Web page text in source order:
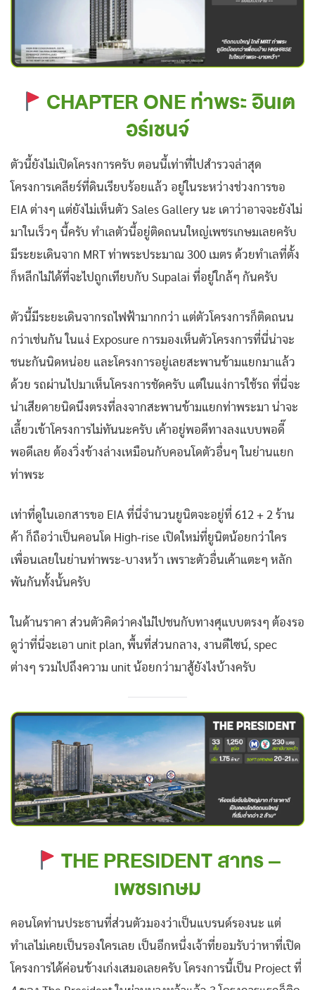
CHAPTER ONE ท่าพระ อินเต
อร์เชนจ์
ตัวนี้ยังไม่เปิดโครงการครับ ตอนนี้เท่าที่ไปสำรวจล่าสุด
โครงการเคลียร์ที่ดินเรียบร้อยแล้ว อยู่ในระหว่างช่วงการขอ
EIA ต่างๆ แต่ยังไม่เห็นตัว Sales Gallery นะ เดาว่าอาจจะยังไม่
มาในเร็วๆ นี้ครับ ทำเลตัวนี้อยู่ติดถนนใหญ่เพชรเกษมเลยครับ
มีระยะเดินจาก MRT ท่าพระประมาณ 300 เมตร ด้วยทำเลที่ตั้ง
ก็หลีกไม่ได้ที่จะไปถูกเทียบกับ Supalai ที่อยู่ใกล้ๆ กันครับ
ตัวนี้มีระยะเดินจากรถไฟฟ้ามากกว่า แต่ตัวโครงการก็ติดถนน
กว่าเช่นกัน ในแง่ Exposure การมองเห็นตัวโครงการที่นี่น่าจะ
ชนะกันนิดหน่อย และโครงการอยู่เลยสะพานข้ามแยกมาแล้ว
ด้วย รถผ่านไปมาเห็นโครงการชัดครับ แต่ในแง่การใช้รถ ที่นี่จะ
น่าเสียดายนิดนึงตรงที่ลงจากสะพานข้ามแยกท่าพระมา น่าจะ
เลี้ยวเข้าโครงการไม่ทันนะครับ เค้าอยู่พอดีทางลงแบบพอดี๊
พอดีเลย ต้องวิ่งข้างล่างเหมือนกับคอนโดตัวอื่นๆ ในย่านแยก
ท่าพระ
เท่าที่ดูในเอกสารขอ EIA ที่นี่จำนวนยูนิตจะอยู่ที่ 612 + 2 ร้าน
ค้า ก็ถือว่าเป็นคอนโด High-rise เปิดใหม่ที่ยูนิตน้อยกว่าใคร
เพื่อนเลยในย่านท่าพระ-บางหว้า เพราะตัวอื่นเค้าแตะๆ หลัก
พันกันทั้งนั้นครับ
ในด้านราคา ส่วนตัวคิดว่าคงไม่ไปชนกับทางศุแบบตรงๆ ต้องรอ
ดูว่าที่นี่จะเอา unit plan, พื้นที่ส่วนกลาง, งานดีไซน์, spec
ต่างๆ รวมไปถึงความ unit น้อยกว่ามาสู้ยังไงบ้างครับ
THE PRESIDENT สาทร –
เพชรเกษม
คอนโดท่านประธานที่ส่วนตัวมองว่าเป็นแบรนด์รองนะ แต่
ทำเลไม่เคยเป็นรองใครเลย เป็นอีกหนึ่งเจ้าที่ยอมรับว่าหาที่เปิด
โครงการได้ค่อนข้างเก่งเสมอเลยครับ โครงการนี้เป็น Project ที่